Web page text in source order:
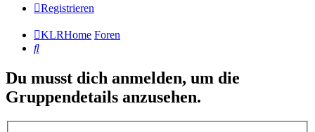
Registrieren
KLRHome Foren
Suche
Du musst dich anmelden, um die
Gruppendetails anzusehen.